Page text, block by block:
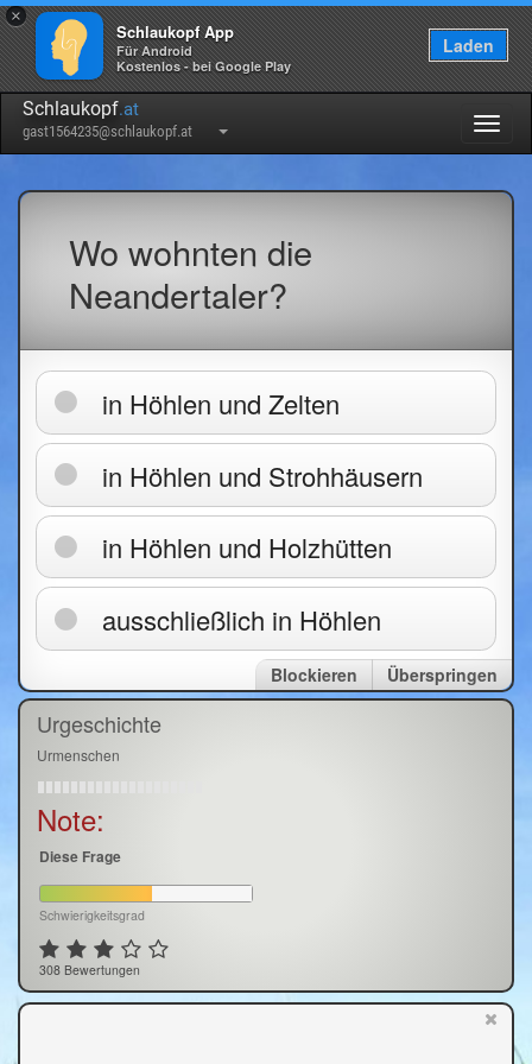
×
Schlaukopf App
Für Android
Kostenlos - bei Google Play
Laden
Schlaukopf.at
gast1564235@schlaukopf.at
Wo wohnten die
Neandertaler?
in Höhlen und Zelten
in Höhlen und Strohhäusern
in Höhlen und Holzhütten
ausschließlich in Höhlen
Überspringen
Blockieren
Urgeschichte
Urmenschen
Note:
Diese Frage
Schwierigkeitsgrad
308 Bewertungen